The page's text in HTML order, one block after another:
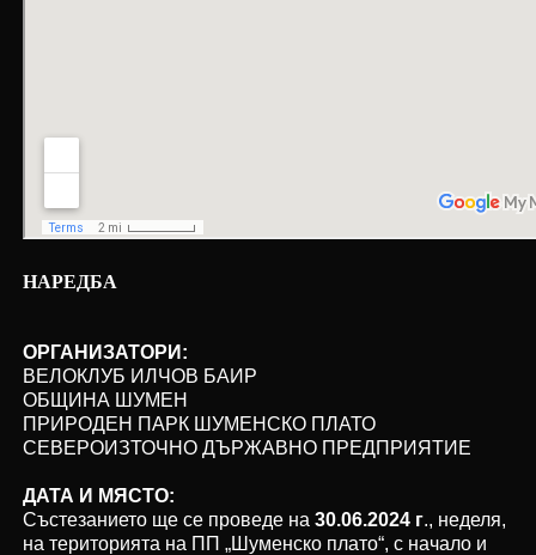
НАРЕДБА
ОРГАНИЗАТОРИ:
ВЕЛОКЛУБ ИЛЧОВ БАИР
ОБЩИНА ШУМЕН
ПРИРОДЕН ПАРК ШУМЕНСКО ПЛАТО
СЕВЕРОИЗТОЧНО ДЪРЖАВНО ПРЕДПРИЯТИЕ
ДАТА И МЯСТО:
Състезанието ще се проведе на 30.06.2024 г., неделя,
на територията на ПП „Шуменско плато“, с начало и